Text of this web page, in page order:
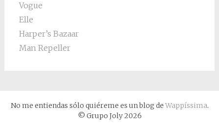
Vogue
Elle
Harper’s Bazaar
Man Repeller
No me entiendas sólo quiéreme es un blog de Wappíssima.
© Grupo Joly 2026